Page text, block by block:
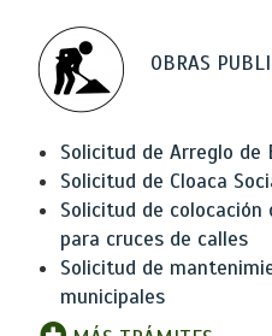
OBRAS
Solicitud de Arreglo de
Solicitud de Cloaca
Solicitud de colocación
para cruces de calles
Solicitud de
municipales